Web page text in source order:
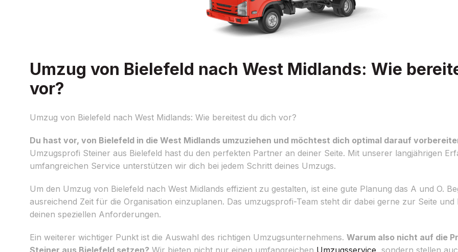
Umzug von Bielefeld nach West Midlands: Wie
vor?
Umzug von Bielefeld nach West Midlands: Wie bereitest du dich vor?
Du hast vor, von Bielefeld in die West Midlands umzuziehen und möchtest dich optimal darauf
Umzugsprofi Steiner aus Bielefeld hast du den perfekten Partner an deiner Seite. Mit unserer langjährigen
umfangreichen Service unterstützen wir dich bei jedem Schritt deines Umzugs.
Um den Umzug von Bielefeld nach West Midlands effizient zu gestalten, ist eine gute Planung das A und O.
ausreichend Zeit für die Organisation einzuplanen. Das umzugsprofi-Team steht dir dabei gerne zur Seite
deinen speziellen Anforderungen.
Ein weiterer wichtiger Punkt ist die Auswahl des richtigen Umzugsunternehmens. Warum also nicht auf die
Steiner aus Bielefeld setzen? Wir bieten nicht nur einen umfangreichen Umzugsservice , sondern stellen